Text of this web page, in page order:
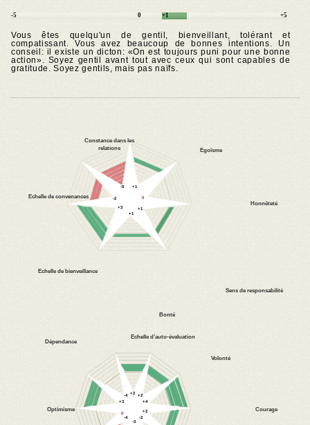
-5 0 +1 +5
Vous êtes quelqu'un de gentil, bienveillant, tolérant et
compatissant. Vous avez beaucoup de bonnes intentions. Un
conseil: il existe un dicton: «On est toujours puni pour une bonne
action». Soyez gentil avant tout avec ceux qui sont capables de
gratitude. Soyez gentils, mais pas naïfs.